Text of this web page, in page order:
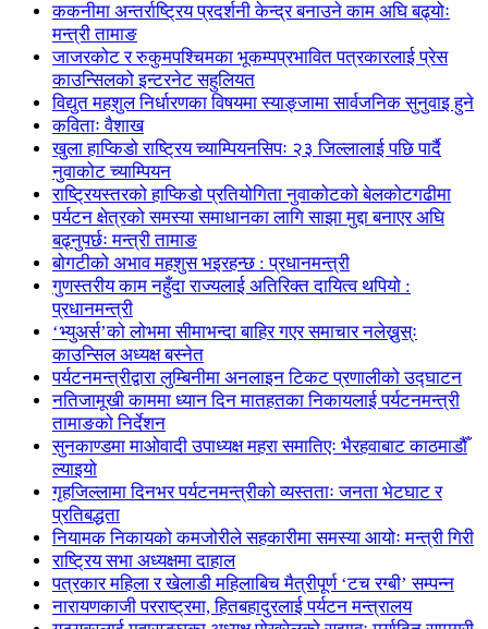
ककनीमा अन्तर्राष्ट्रिय प्रदर्शनी केन्द्र बनाउने काम अघि बढ्योः
मन्त्री तामाङ
जाजरकोट र रुकुमपश्चिमका भूकम्पप्रभावित पत्रकारलाई प्रेस
काउन्सिलको इन्टरनेट सहुलियत
विद्युत महशुल निर्धारणका विषयमा स्याङ्जामा सार्वजनिक सुनुवाइ हुने
कविताः वैशाख
खुला हाप्किडो राष्ट्रिय च्याम्पियनसिपः २३ जिल्लालाई पछि पार्दै
नुवाकोट च्याम्पियन
राष्ट्रियस्तरको हाप्किडो प्रतियोगिता नुवाकोटको बेलकोटगढीमा
पर्यटन क्षेत्रको समस्या समाधानका लागि साझा मुद्दा बनाएर अघि
बढ्नुपर्छः मन्त्री तामाङ
बोगटीको अभाव महशुस भइरहन्छ : प्रधानमन्त्री
गुणस्तरीय काम नहुँदा राज्यलाई अतिरिक्त दायित्व थपियो :
प्रधानमन्त्री
‘भ्युअर्स’को लोभमा सीमाभन्दा बाहिर गएर समाचार नलेख्नुस्ः
काउन्सिल अध्यक्ष बस्नेत
पर्यटनमन्त्रीद्वारा लुम्बिनीमा अनलाइन टिकट प्रणालीको उद्घाटन
नतिजामूखी काममा ध्यान दिन मातहतका निकायलाई पर्यटनमन्त्री
तामाङको निर्देशन
सुनकाण्डमा मा‌ओवादी उपाध्यक्ष महरा समातिएः भैरहवाबाट काठमाडौँ
ल्याइयो
गृहजिल्लामा दिनभर पर्यटनमन्त्रीको व्यस्तताः जनता भेटघाट र
प्रतिबद्धता
नियामक निकायको कमजोरीले सहकारीमा समस्या आयोः मन्त्री गिरी
राष्ट्रिय सभा अध्यक्षमा दाहाल
पत्रकार महिला र खेलाडी महिलाबिच मैत्रीपूर्ण ‘टच रग्बी’ सम्पन्न
नारायणकाजी परराष्ट्रमा, हितबहादुरलाई पर्यटन मन्त्रालय